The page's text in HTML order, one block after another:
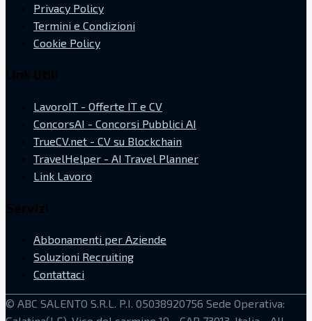
Privacy Policy
Termini e Condizioni
Cookie Policy
LavoroIT - Offerte IT e CV
ConcorsAI - Concorsi Pubblici AI
TrueCV.net - CV su Blockchain
TravelHelper - AI Travel Planner
Link Lavoro
Abbonamenti per Aziende
Soluzioni Recruiting
Contattaci
© ABC SALENTO S.R.L. P.I. 05038920756 Sede Operativa: